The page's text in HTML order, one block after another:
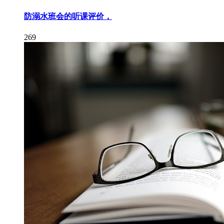
防溺水班会的听课评价，
269